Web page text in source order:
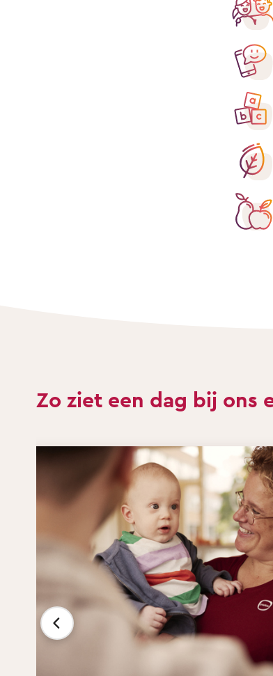
Zo ziet een dag bij ons